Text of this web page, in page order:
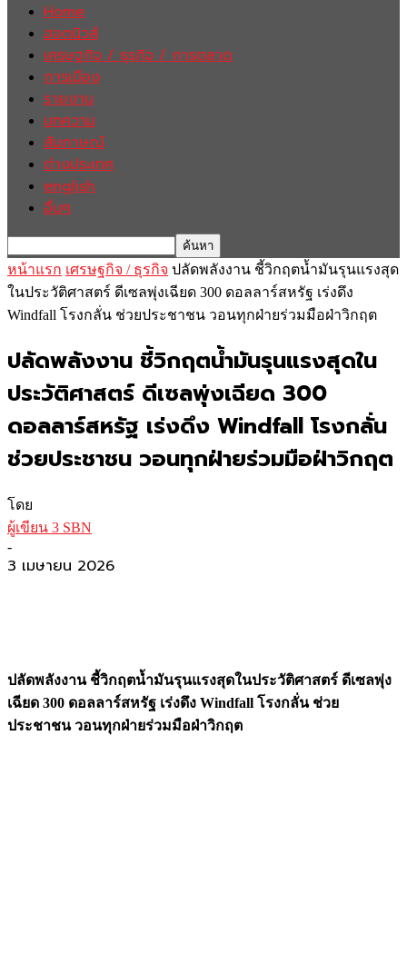
Home
ฮอตนิวส์
เศรษฐกิจ / ธุรกิจ / การตลาด
การเมือง
รายงาน
บทความ
สัมภาษณ์
ต่างประเทศ
english
อื่นๆ
หน้าแรก เศรษฐกิจ / ธุรกิจ ปลัดพลังงาน ชี้วิกฤตน้ำมันรุนแรงสุด
ในประวัติศาสตร์ ดีเซลพุ่งเฉียด 300 ดอลลาร์สหรัฐ เร่งดึง
Windfall โรงกลั่น ช่วยประชาชน วอนทุกฝ่ายร่วมมือฝ่าวิกฤต
ปลัดพลังงาน ชี้วิกฤตน้ำมันรุนแรงสุดใน
ประวัติศาสตร์ ดีเซลพุ่งเฉียด 300
ดอลลาร์สหรัฐ เร่งดึง Windfall โรงกลั่น
ช่วยประชาชน วอนทุกฝ่ายร่วมมือฝ่าวิกฤต
โดย
ผู้เขียน 3 SBN
-
3 เมษายน 2026
ปลัดพลังงาน ชี้วิกฤตน้ำมันรุนแรงสุดในประวัติศาสตร์ ดีเซลพุ่ง
เฉียด 300 ดอลลาร์สหรัฐ เร่งดึง Windfall โรงกลั่น ช่วย
ประชาชน วอนทุกฝ่ายร่วมมือฝ่าวิกฤต